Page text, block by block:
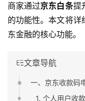
商家通过京东白条提
的功能性。本文将详
东金融的核心功能。
文章导航
一、京东收款码
1. 个人用户收